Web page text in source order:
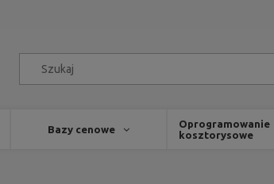
Bazy cenowe
Oprogramowanie
kosztorysowe